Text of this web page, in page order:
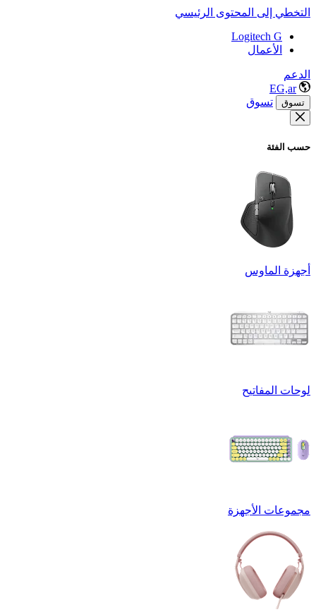
التخطي إلى المحتوى الرئيسي
Logitech G
الأعمال
الدعم
EG,ar
تسوق تسوق
حسب الفئة
أجهزة الماوس
لوحات المفاتيح
مجموعات الأجهزة